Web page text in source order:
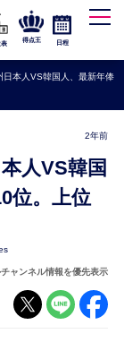
表
得点王 日程
日本人VS韓国人、最新年俸
2年前
位。上位
ャンネル情報を優先表示